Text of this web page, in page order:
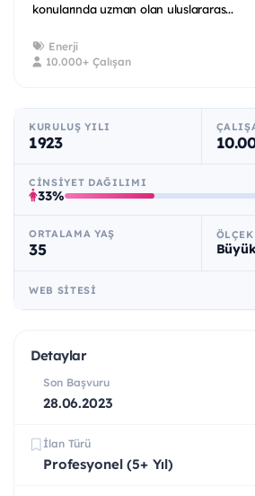
konularında uzman olan uluslararas...
Enerji
10.000+ Çalışan
KURULUŞ YILI
1923
CINSIYET DAĞILIMI
33%
ORTALAMA YAŞ
35
ÖLÇEK
WEB SITESI
Detaylar
Son Başvuru
28.06.2023
İlan Türü
Profesyonel (5+ Yıl)